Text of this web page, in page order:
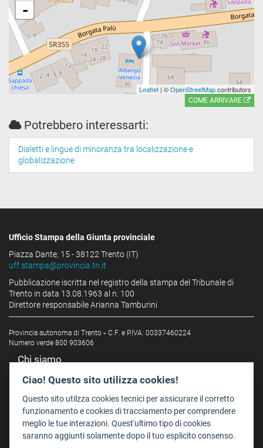
-
Leaflet | ©OpenStreetMapcontributors
COME ARRIVARE
Potrebbero interessarti:
Dialetti e lingue di minoranza tra localizzazione e
globalizzazione
Ufficio Stampa della Giunta provinciale
Piazza Dante, 15 - 38122 Trento (IT)
uff.stampa@provincia.tn.it
Pubblicazione iscritta nel registro della stampa del Tribunale di
Trento in data 13.08.1963 al n. 100
Direttore responsabile Arianna Tamburini
Provincia autonoma di Trento - C.F. e P.IVA: 00337460224
Numero verde 800 903606
Chi siamo
Redazione
Staff
Format - Centro Audiovisivi
Trentino Film Commission
Ciao! Questo sito utilizza cookies!
Questo sito utilzza cookies tecnici per assicurare il corretto
funzionamento e cookies di tracciamento per comprendere
meglio le tue interazioni. Quest'ultimo tipo di cookies
saranno aggiunti solamente dopo il tuo esplicito consenso.